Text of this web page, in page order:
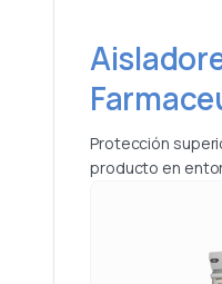
Protección
producto en